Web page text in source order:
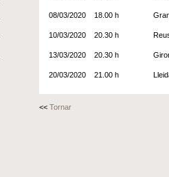
08/03/2020 18.00 h
10/03/2020 20.30 h
13/03/2020 20.30 h
20/03/2020 21.00 h
<< Tornar